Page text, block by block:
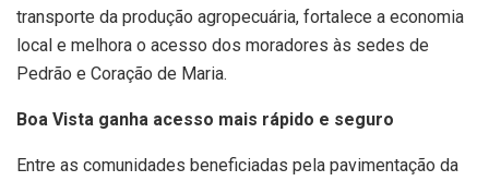
transporte da produção agropecuária, fortalece a economia
local e melhora o acesso dos moradores às sedes de
Pedrão e Coração de Maria.
Boa Vista ganha acesso mais rápido e seguro
Entre as comunidades beneficiadas pela pavimentação da